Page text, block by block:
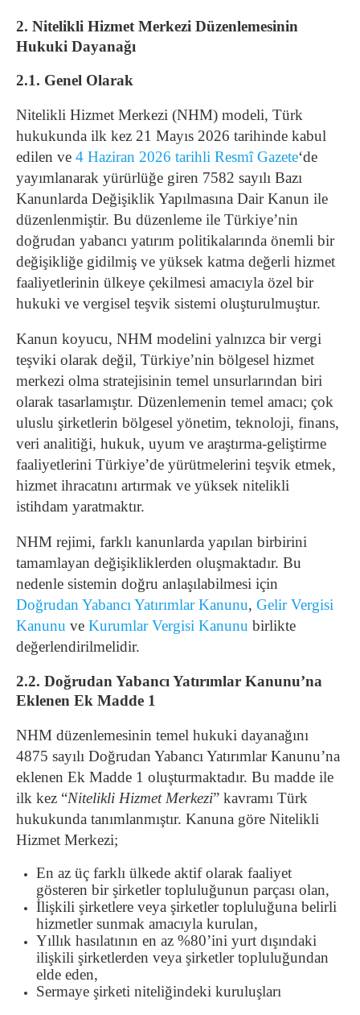
2. Nitelikli Hizmet Merkezi Düzenlemesinin
Hukuki Dayanağı
2.1. Genel Olarak
Nitelikli Hizmet Merkezi (NHM) modeli, Türk
hukukunda ilk kez 21 Mayıs 2026 tarihinde kabul
edilen ve 4 Haziran 2026 tarihli Resmî Gazete‘de
yayımlanarak yürürlüğe giren 7582 sayılı Bazı
Kanunlarda Değişiklik Yapılmasına Dair Kanun ile
düzenlenmiştir. Bu düzenleme ile Türkiye’nin
doğrudan yabancı yatırım politikalarında önemli bir
değişikliğe gidilmiş ve yüksek katma değerli hizmet
faaliyetlerinin ülkeye çekilmesi amacıyla özel bir
hukuki ve vergisel teşvik sistemi oluşturulmuştur.
Kanun koyucu, NHM modelini yalnızca bir vergi
teşviki olarak değil, Türkiye’nin bölgesel hizmet
merkezi olma stratejisinin temel unsurlarından biri
olarak tasarlamıştır. Düzenlemenin temel amacı; çok
uluslu şirketlerin bölgesel yönetim, teknoloji, finans,
veri analitiği, hukuk, uyum ve araştırma-geliştirme
faaliyetlerini Türkiye’de yürütmelerini teşvik etmek,
hizmet ihracatını artırmak ve yüksek nitelikli
istihdam yaratmaktır.
NHM rejimi, farklı kanunlarda yapılan birbirini
tamamlayan değişikliklerden oluşmaktadır. Bu
nedenle sistemin doğru anlaşılabilmesi için
Doğrudan Yabancı Yatırımlar Kanunu, Gelir Vergisi
Kanunu ve Kurumlar Vergisi Kanunu birlikte
değerlendirilmelidir.
2.2. Doğrudan Yabancı Yatırımlar Kanunu’na
Eklenen Ek Madde 1
NHM düzenlemesinin temel hukuki dayanağını
4875 sayılı Doğrudan Yabancı Yatırımlar Kanunu’na
eklenen Ek Madde 1 oluşturmaktadır. Bu madde ile
ilk kez “Nitelikli Hizmet Merkezi” kavramı Türk
hukukunda tanımlanmıştır. Kanuna göre Nitelikli
Hizmet Merkezi;
En az üç farklı ülkede aktif olarak faaliyet
gösteren bir şirketler topluluğunun parçası olan,
İlişkili şirketlere veya şirketler topluluğuna belirli
hizmetler sunmak amacıyla kurulan,
Yıllık hasılatının en az %80’ini yurt dışındaki
ilişkili şirketlerden veya şirketler topluluğundan
elde eden,
Sermaye şirketi niteliğindeki kuruluşları